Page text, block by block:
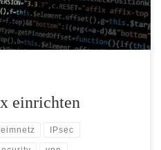
einrichten
IPsec